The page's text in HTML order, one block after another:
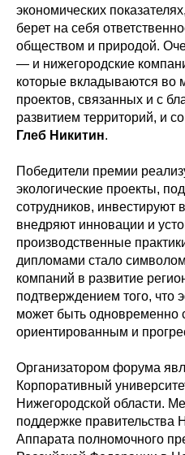
экономических
берет на себя
обществом и природой.
— и нижегородские
которые вкладываются во
проектов, связанных и с
развитием территорий, и
Глеб Никитин.
Победители премии
экологические проекты,
сотрудников, инвестируют
внедряют инновации и
производственные
дипломами стало
компаний в развитие
подтверждением того, что
может быть одновременно
ориентированным и
Организатором форума
Корпоративный
Нижегородской области.
поддержке правительства
Аппарата полномочного